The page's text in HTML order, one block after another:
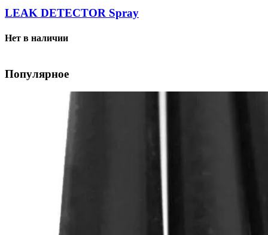
LEAK DETECTOR Spray
Нет в наличии
Популярное